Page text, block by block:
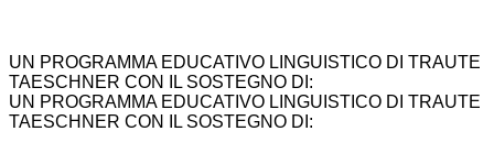
UN PROGRAMMA EDUCATIVO LINGUISTICO DI TRAUTE
TAESCHNER CON IL SOSTEGNO DI:
UN PROGRAMMA EDUCATIVO LINGUISTICO DI TRAUTE
TAESCHNER CON IL SOSTEGNO DI: